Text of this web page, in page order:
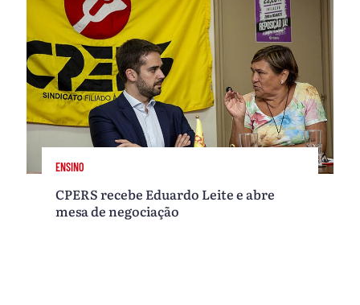
ENSINO
CPERS recebe Eduardo Leite e abre
mesa de negociação